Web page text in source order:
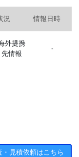
況 情報日時
外提携
先情報
-
見積依頼はこちら